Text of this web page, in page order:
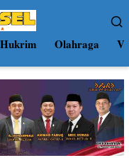
Hukrim Olahraga